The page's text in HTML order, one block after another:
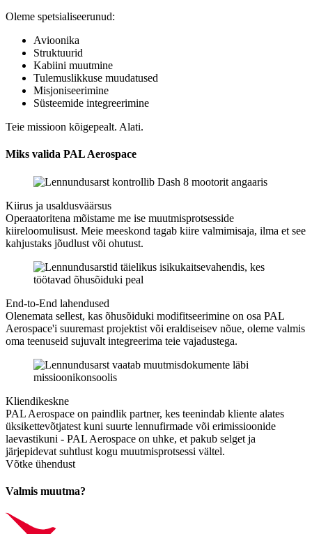
Oleme spetsialiseerunud:
Avioonika
Struktuurid
Kabiini muutmine
Tulemuslikkuse muudatused
Misjoniseerimine
Süsteemide integreerimine
Teie missioon kõigepealt. Alati.
Miks valida PAL Aerospace
Kiirus ja usaldusväärsus
Operaatoritena mõistame me ise muutmisprotsesside
kiireloomulisust. Meie meeskond tagab kiire valmimisaja, ilma et see
kahjustaks jõudlust või ohutust.
End-to-End lahendused
Olenemata sellest, kas õhusõiduki modifitseerimine on osa PAL
Aerospace'i suuremast projektist või eraldiseisev nõue, oleme valmis
oma teenuseid sujuvalt integreerima teie vajadustega.
Kliendikeskne
PAL Aerospace on paindlik partner, kes teenindab kliente alates
üksikettevõtjatest kuni suurte lennufirmade või erimissioonide
laevastikuni - PAL Aerospace on uhke, et pakub selget ja
järjepidevat suhtlust kogu muutmisprotsessi vältel.
Võtke ühendust
Valmis muutma?